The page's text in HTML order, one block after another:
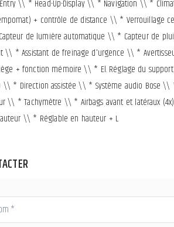
Entry \\ * Head-Up-Display \\ * Navigation \\ *
+ contrôle de distance \\ * Verrouillage
de lumière automatique \\ * Capteur de
\\ * Assistant de freinage d'urgence \\ *
+ fonction mémoire \\ * El. Réglage du
\\ * Direction assistée \\ * Système audio Bose \\
\\ * Tachymètre \\ * Airbags avant et latéraux
\\ * Réglable en hauteur + L